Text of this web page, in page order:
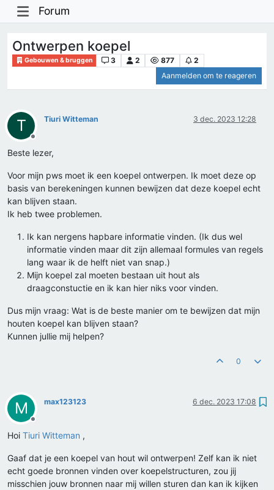
Forum
Ontwerpen koepel
Gebouwen & bruggen 3 2 877
2
Aanmelden om te reageren
T
Offline
Tiuri Witteman 3 dec. 2023 12:28
Beste lezer,
Voor mijn pws moet ik een koepel ontwerpen. Ik moet deze op
basis van berekeningen kunnen bewijzen dat deze koepel echt
kan blijven staan.
Ik heb twee problemen.
Ik kan nergens hapbare informatie vinden. (Ik dus wel
informatie vinden maar dit zijn allemaal formules van regels
lang waar ik de helft niet van snap.)
Mijn koepel zal moeten bestaan uit hout als
draagconstuctie en ik kan hier niks voor vinden.
Dus mijn vraag: Wat is de beste manier om te bewijzen dat mijn
houten koepel kan blijven staan?
Kunnen jullie mij helpen?
0
M
Offline
max123123 6 dec. 2023 17:08
Hoi Tiuri Witteman ,
Gaaf dat je een koepel van hout wil ontwerpen! Zelf kan ik niet
echt goede bronnen vinden over koepelstructuren, zou jij
misschien jouw bronnen naar mij willen sturen dan kan ik kijken